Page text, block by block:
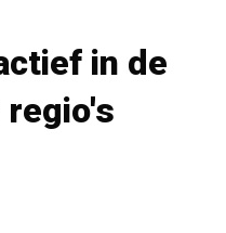
in de